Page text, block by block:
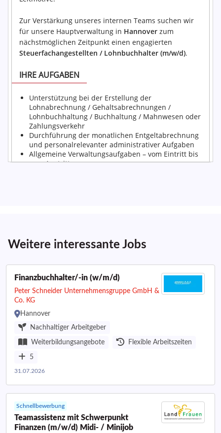
Weitere interessante Jobs
Finanzbuchhalter/-in (w/m/d)
Peter Schneider Unternehmensgruppe GmbH &
Co. KG
Hannover
Nachhaltiger Arbeitgeber
Weiterbildungsangebote Flexible Arbeitszeiten
5
31.07.2026
Schnellbewerbung
Teamassistenz mit Schwerpunkt
Finanzen (m/w/d) Midi- / Minijob